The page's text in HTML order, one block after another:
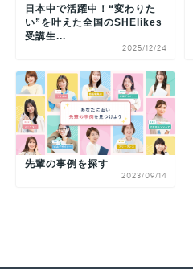
日本中で活躍中！“変わりた
い”を叶えた全国のSHElikes
受講生...
2025/12/24
先輩の事例を探す
2023/09/14